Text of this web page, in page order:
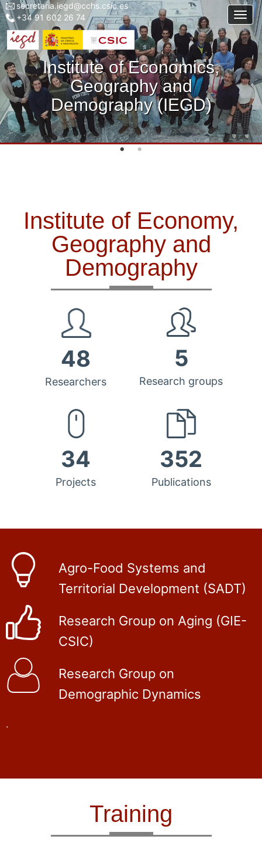
Skip
to
main
content
Menu
top
left
iegd
secretaria.iegd@cchs.csic.es
+34 91 602 26 74
Institute of Economics,
Geography and
Demography (IEGD)
Institute of Economy,
Geography and
Demography
48
Researchers
5
Research groups
34
Projects
352
Publications
Agro-Food Systems and
Territorial Development (SADT)
Research Group on Aging (GIE-
CSIC)
Research Group on
Demographic Dynamics
.
Training